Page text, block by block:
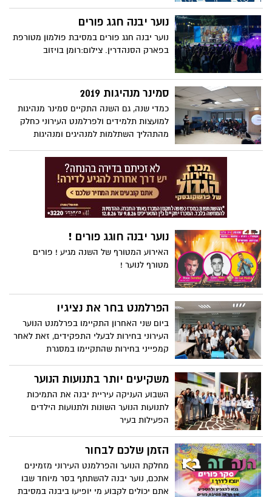
בהן היא פעילה. מה המשמעות שלו? מה
עומד מאחוריו? עדיין לא ידוע...
נוער יבנה חגג פורים
נוער יבנה חגג פורים במסיבת פולמון מטורפת
בפארק הסנהדרין. צילום:רומן בויזוב
סמינר מנהיגות 2019
כמדי שנה, גם השנה התקיים סמינר מנהיגות
למועצות תלמידים ולפרלמנט העירוני כחלק
מהתהליך השתלמות למנהיגים ומנהיגות
נוער יבנה חוגג פורים !
האירוע המטורף של השנה מגיע ! פורים
מטורף לנוער !
הפרלמנט בחר את נציגיו
ביום שני האחרון התקיימו בפרלמנט הנוער
העירוני בחירות לבעלי התפקידים, זאת לאחר
קמפייני בחירות שהתקיימו במסגרת
משקיעים יותר בתנועות הנוער
השבוע העניקה עיריית יבנה את התמיכות
לתנועות הנוער השונות ולתנועות הילדים
הפעילות בעיר
הזמן שלכם לבחור
מחלקת הנוער והפרלמנט העירוני מזמינים
אתכם, נוער יבנה להשתתף בסר מיוחד שבו
אתם יכולים לקבוע מי יופיעו ביבנה במסיבת